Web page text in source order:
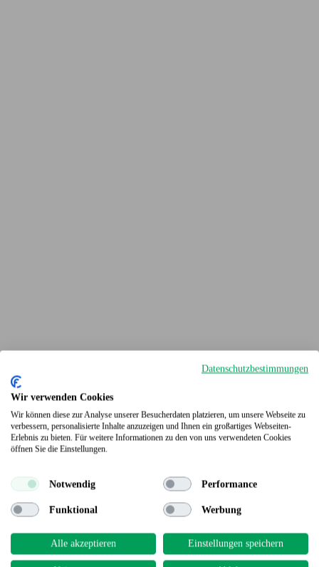
Terrassendielen
Datenschutzbestimmungen
Wir verwenden Cookies
Wir können diese zur Analyse unserer Besucherdaten platzieren, um unsere Webseite zu
verbessern, personalisierte Inhalte anzuzeigen und Ihnen ein großartiges Webseiten-
Erlebnis zu bieten. Für weitere Informationen zu den von uns verwendeten Cookies
öffnen Sie die Einstellungen.
Notwendig Performance
Funktional Werbung
Alle akzeptieren Einstellungen speichern